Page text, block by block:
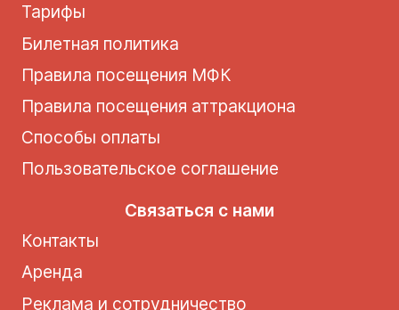
Тарифы
Билетная политика
Правила посещения МФК
Правила посещения аттракциона
Способы оплаты
Пользовательское соглашение
Связаться с нами
Контакты
Аренда
Реклама и сотрудничество